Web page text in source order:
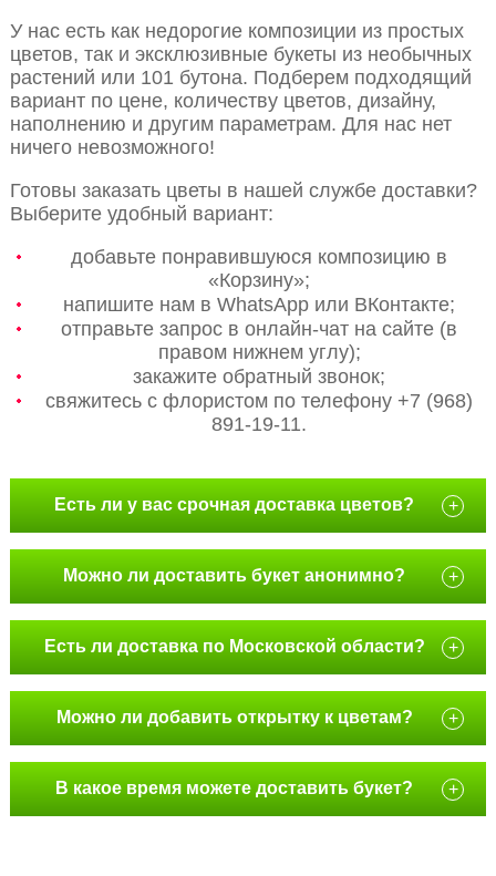
У нас есть как недорогие композиции из простых
цветов, так и эксклюзивные букеты из необычных
растений или 101 бутона. Подберем подходящий
вариант по цене, количеству цветов, дизайну,
наполнению и другим параметрам. Для нас нет
ничего невозможного!
Готовы заказать цветы в нашей службе доставки?
Выберите удобный вариант:
добавьте понравившуюся композицию в
«Корзину»;
напишите нам в WhatsApp или ВКонтакте;
отправьте запрос в онлайн-чат на сайте (в
правом нижнем углу);
закажите обратный звонок;
свяжитесь с флористом по телефону +7 (968)
891-19-11.
Есть ли у вас срочная доставка цветов? +
Можно ли доставить букет анонимно? +
Есть ли доставка по Московской области? +
Можно ли добавить открытку к цветам? +
В какое время можете доставить букет? +